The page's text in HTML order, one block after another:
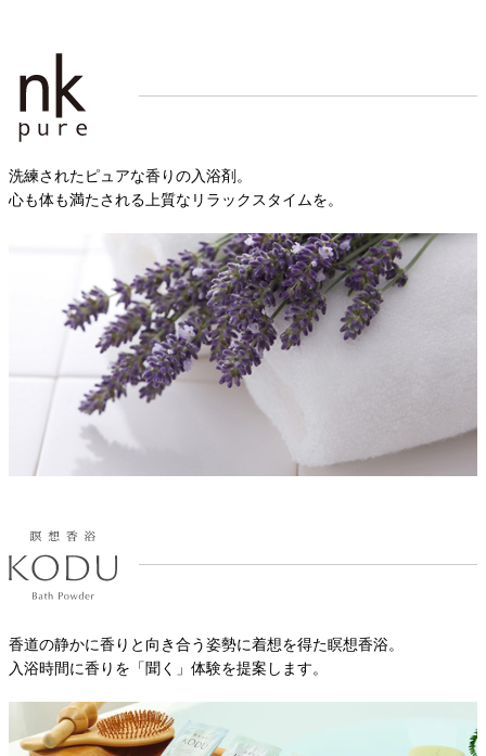
洗練されたピュアな香りの入浴剤。
心も体も満たされる上質なリラックスタイムを。
香道の静かに香りと向き合う姿勢に着想を得た瞑想香浴。
入浴時間に香りを「聞く」体験を提案します。